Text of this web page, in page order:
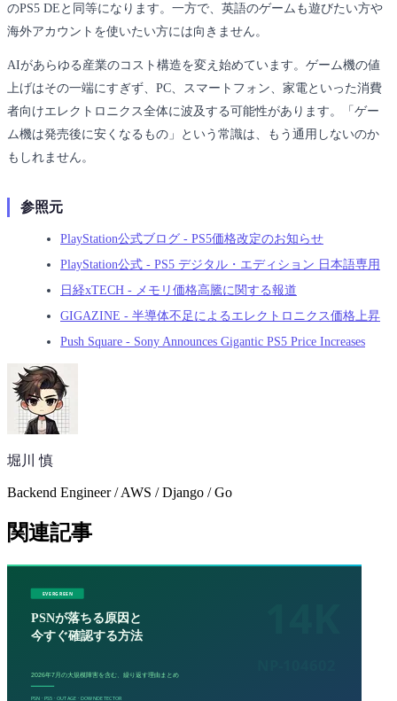
のPS5 DEと同等になります。一方で、英語のゲームも遊びたい方や
海外アカウントを使いたい方には向きません。
AIがあらゆる産業のコスト構造を変え始めています。ゲーム機の値
上げはその一端にすぎず、PC、スマートフォン、家電といった消費
者向けエレクトロニクス全体に波及する可能性があります。「ゲー
ム機は発売後に安くなるもの」という常識は、もう通用しないのか
もしれません。
参照元
PlayStation公式ブログ - PS5価格改定のお知らせ
PlayStation公式 - PS5 デジタル・エディション 日本語専用
日経xTECH - メモリ価格高騰に関する報道
GIGAZINE - 半導体不足によるエレクトロニクス価格上昇
Push Square - Sony Announces Gigantic PS5 Price Increases
堀川 慎
Backend Engineer / AWS / Django / Go
関連記事